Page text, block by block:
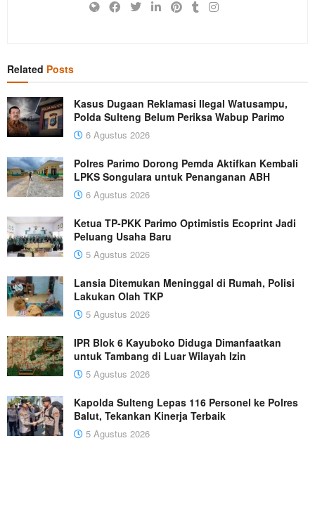
Related Posts
Kasus Dugaan Reklamasi Ilegal Watusampu,
Polda Sulteng Belum Periksa Wabup Parimo
6 Agustus 2026
Polres Parimo Dorong Pemda Aktifkan Kembali
LPKS Songulara untuk Penanganan ABH
6 Agustus 2026
Ketua TP-PKK Parimo Optimistis Ecoprint Jadi
Peluang Usaha Baru
5 Agustus 2026
Lansia Ditemukan Meninggal di Rumah, Polisi
Lakukan Olah TKP
5 Agustus 2026
IPR Blok 6 Kayuboko Diduga Dimanfaatkan
untuk Tambang di Luar Wilayah Izin
5 Agustus 2026
Kapolda Sulteng Lepas 116 Personel ke Polres
Balut, Tekankan Kinerja Terbaik
5 Agustus 2026